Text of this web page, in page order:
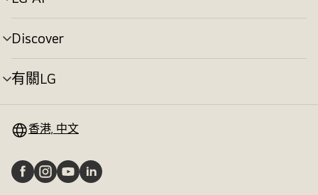
換
選
單
切
換
Discover
選
單
切
換
有關LG
選
換 香港, 中文